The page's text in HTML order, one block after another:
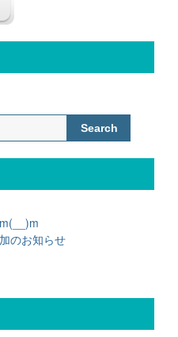
Search
for:
のお知らせ